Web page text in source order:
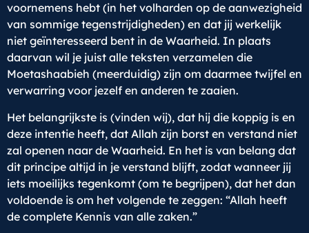
voornemens hebt (in het volharden op de aanwezigheid
van sommige tegenstrijdigheden) en dat jij werkelijk
niet geïnteresseerd bent in de Waarheid. In plaats
daarvan wil je juist alle teksten verzamelen die
Moetashaabieh (meerduidig) zijn om daarmee twijfel en
verwarring voor jezelf en anderen te zaaien.
Het belangrijkste is (vinden wij), dat hij die koppig is en
deze intentie heeft, dat Allah zijn borst en verstand niet
zal openen naar de Waarheid. En het is van belang dat
dit principe altijd in je verstand blijft, zodat wanneer jij
iets moeilijks tegenkomt (om te begrijpen), dat het dan
voldoende is om het volgende te zeggen: “Allah heeft
de complete Kennis van alle zaken.”